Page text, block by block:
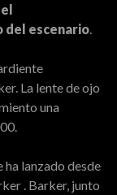
del escenario
La lente de ojo
una
ha lanzado desde
. Barker, junto